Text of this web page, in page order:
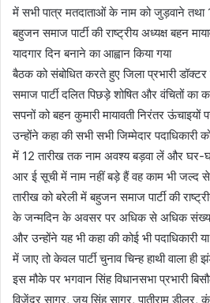
में सभी पात्र मतदाताओं के नाम को जुड़वाने तथा
बहुजन समाज पार्टी की राष्ट्रीय अध्यक्ष बहन
यादगार दिन बनाने का आह्वान किया गया
बैठक को संबोधित करते हुए जिला प्रभारी
समाज पार्टी दलित पिछड़े शोषित और वंचितों का
सपनों को बहन कुमारी मायावती निरंतर
उन्होंने कहा की सभी सभी जिम्मेदार पदाधिकारी
में 12 तारीख तक नाम अवश्य बड़वा लें और
आर ई सूची में नाम नहीं बड़े हैं वह काम भी जल्द
तारीख को बरेली में बहुजन समाज पार्टी की
के जन्मदिन के अवसर पर अधिक से अधिक
और उन्होंने यह भी कहा की कोई भी पदाधिकारी
में जाए तो केवल पार्टी चुनाव चिन्ह हाथी वाला
इस मौके पर भगवान सिंह विधानसभा प्रभारी
विजेंद्र सागर, जय सिंह सागर, पातीराम